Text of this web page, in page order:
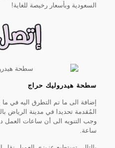
السعودية وبأسعار رخيصة للغاية!
سطحة هيدروليك حراج
إضافة الى ما تم التطرق اليه في
المُقدمة تحديدا في مدينة الرياض
ساعة.